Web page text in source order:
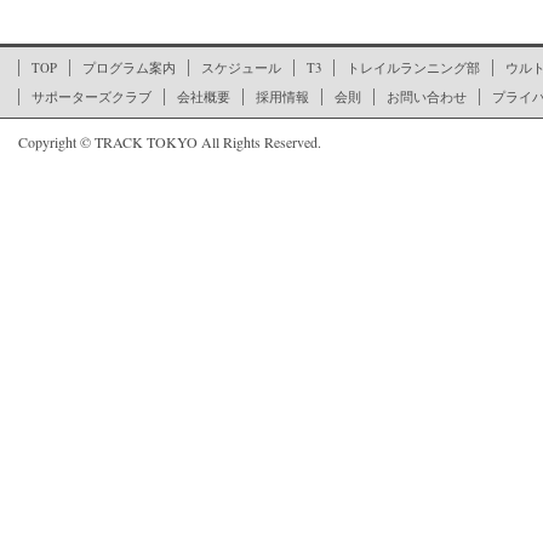
TOP プログラム案内 スケジュール T3 トレイルランニング部
ウル
サポーターズクラブ
会社概要 採用情報 会則 お問い合わせ プライ
Copyright © TRACK TOKYO All Rights Reserved.